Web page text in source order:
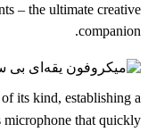
– the ultimate creative
companion.
its kind, establishing a
microphone that quickly